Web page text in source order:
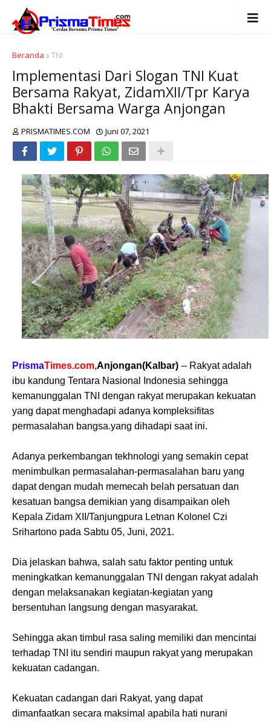
Beranda TNI
Implementasi Dari Slogan TNI Kuat
Bersama Rakyat, ZidamXII/Tpr Karya
Bhakti Bersama Warga Anjongan
PRISMATIMES.COM Juni 07, 2021
PrismaTimes.com,Anjongan(Kalbar) -- Rakyat adalah
ibu kandung Tentara Nasional Indonesia sehingga
kemanunggalan TNI dengan rakyat merupakan kekuatan
yang dapat menghadapi adanya kompleksifitas
permasalahan bangsa.yang dihadapi saat ini.
Adanya perkembangan tekhnologi yang semakin cepat
menimbulkan permasalahan-permasalahan baru yang
dapat dengan mudah memecah belah persatuan dan
kesatuan bangsa demikian yang disampaikan oleh
Kepala Zidam XII/Tanjungpura Letnan Kolonel Czi
Srihartono pada Sabtu 05, Juni, 2021.
Dia jelaskan bahwa, salah satu faktor penting untuk
meningkatkan kemanunggalan TNI dengan rakyat adalah
dengan melaksanakan kegiatan-kegiatan yang
bersentuhan langsung dengan masyarakat.
Sehingga akan timbul rasa saling memiliki dan mencintai
terhadap TNI itu sendiri maupun rakyat yang merupakan
kekuatan cadangan.
Kekuatan cadangan dari Rakyat, yang dapat
dimanfaatkan secara maksimal apabila hati nurani